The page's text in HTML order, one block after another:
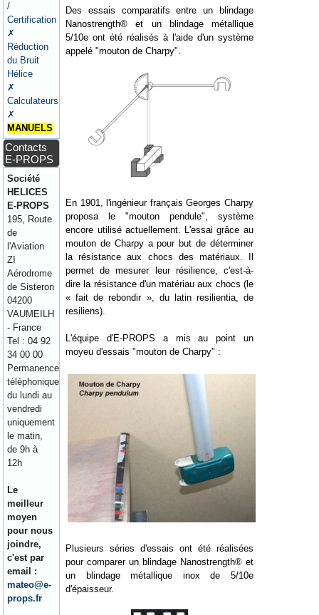
/
Certification
✗
Réduction
du Bruit
Hélice
✗
Calculateurs
✗
MANUELS
Contacts
E-PROPS
Société
HELICES
E-PROPS
195, Route
de
l'Aviation
ZI
Aérodrome
de Sisteron
04200
VAUMEILH
- France
Tel : 04 92
34 00 00
Permanence
téléphonique
du lundi au
vendredi
uniquement
le matin,
de 9h à
12h
Le
meilleur
moyen
pour nous
joindre,
c'est par
email :
mateo@e-
props.fr
Des essais comparatifs entre un blindage
Nanostrength® et un blindage métallique
5/10e ont été réalisés à l'aide d'un système
appelé "mouton de Charpy".
En 1901, l'ingénieur français Georges Charpy
proposa le "mouton pendule", système
encore utilisé actuellement. L'essai grâce au
mouton de Charpy a pour but de déterminer
la résistance aux chocs des matériaux. Il
permet de mesurer leur résilience, c'est-à-
dire la résistance d'un matériau aux chocs (le
« fait de rebondir », du latin resilientia, de
resiliens).
L'équipe d'E-PROPS a mis au point un
moyeu d'essais "mouton de Charpy" :
Plusieurs séries d'essais ont été réalisées
pour comparer un blindage Nanostrength® et
un blindage métallique inox de 5/10e
d'épaisseur.